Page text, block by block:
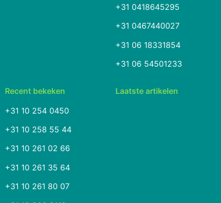
+31 0418645295
+31 0467440027
+31 06 18331854
+31 06 54501233
Recent bekeken
+31 10 254 0450
+31 10 258 55 44
+31 10 261 02 66
+31 10 261 35 64
+31 10 261 80 07
Laatste artikelen